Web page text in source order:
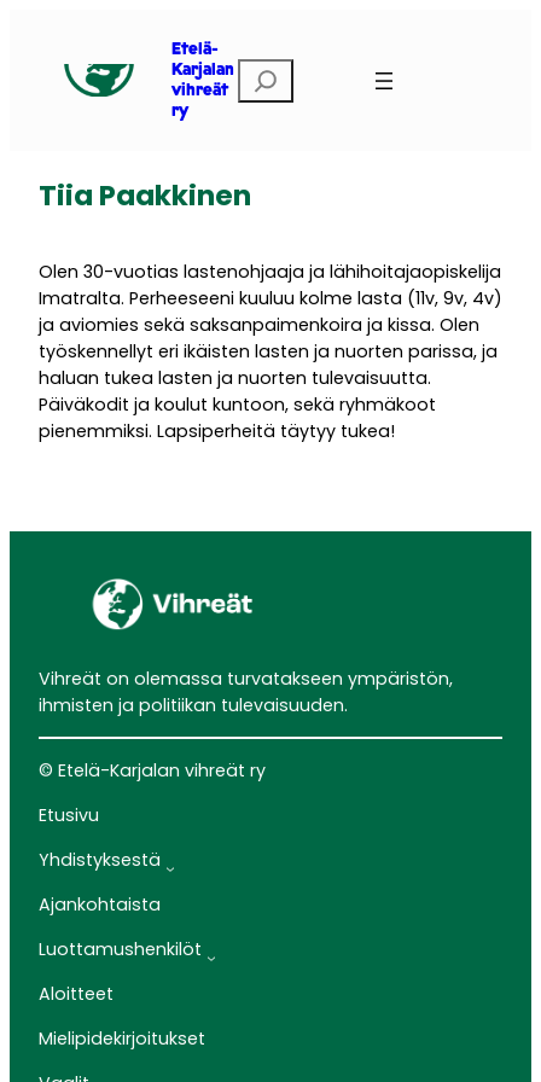
Etelä-
Karjalan
vihreät
ry
Etsi
Tiia Paakkinen
Olen 30-vuotias lastenohjaaja ja lähihoitajaopiskelija
Imatralta. Perheeseeni kuuluu kolme lasta (11v, 9v, 4v)
ja aviomies sekä saksanpaimenkoira ja kissa. Olen
työskennellyt eri ikäisten lasten ja nuorten parissa, ja
haluan tukea lasten ja nuorten tulevaisuutta.
Päiväkodit ja koulut kuntoon, sekä ryhmäkoot
pienemmiksi. Lapsiperheitä täytyy tukea!
Vihreät on olemassa turvatakseen ympäristön,
ihmisten ja politiikan tulevaisuuden.
© Etelä-Karjalan vihreät ry
Etusivu
Yhdistyksestä
Ajankohtaista
Luottamushenkilöt
Aloitteet
Mielipidekirjoitukset